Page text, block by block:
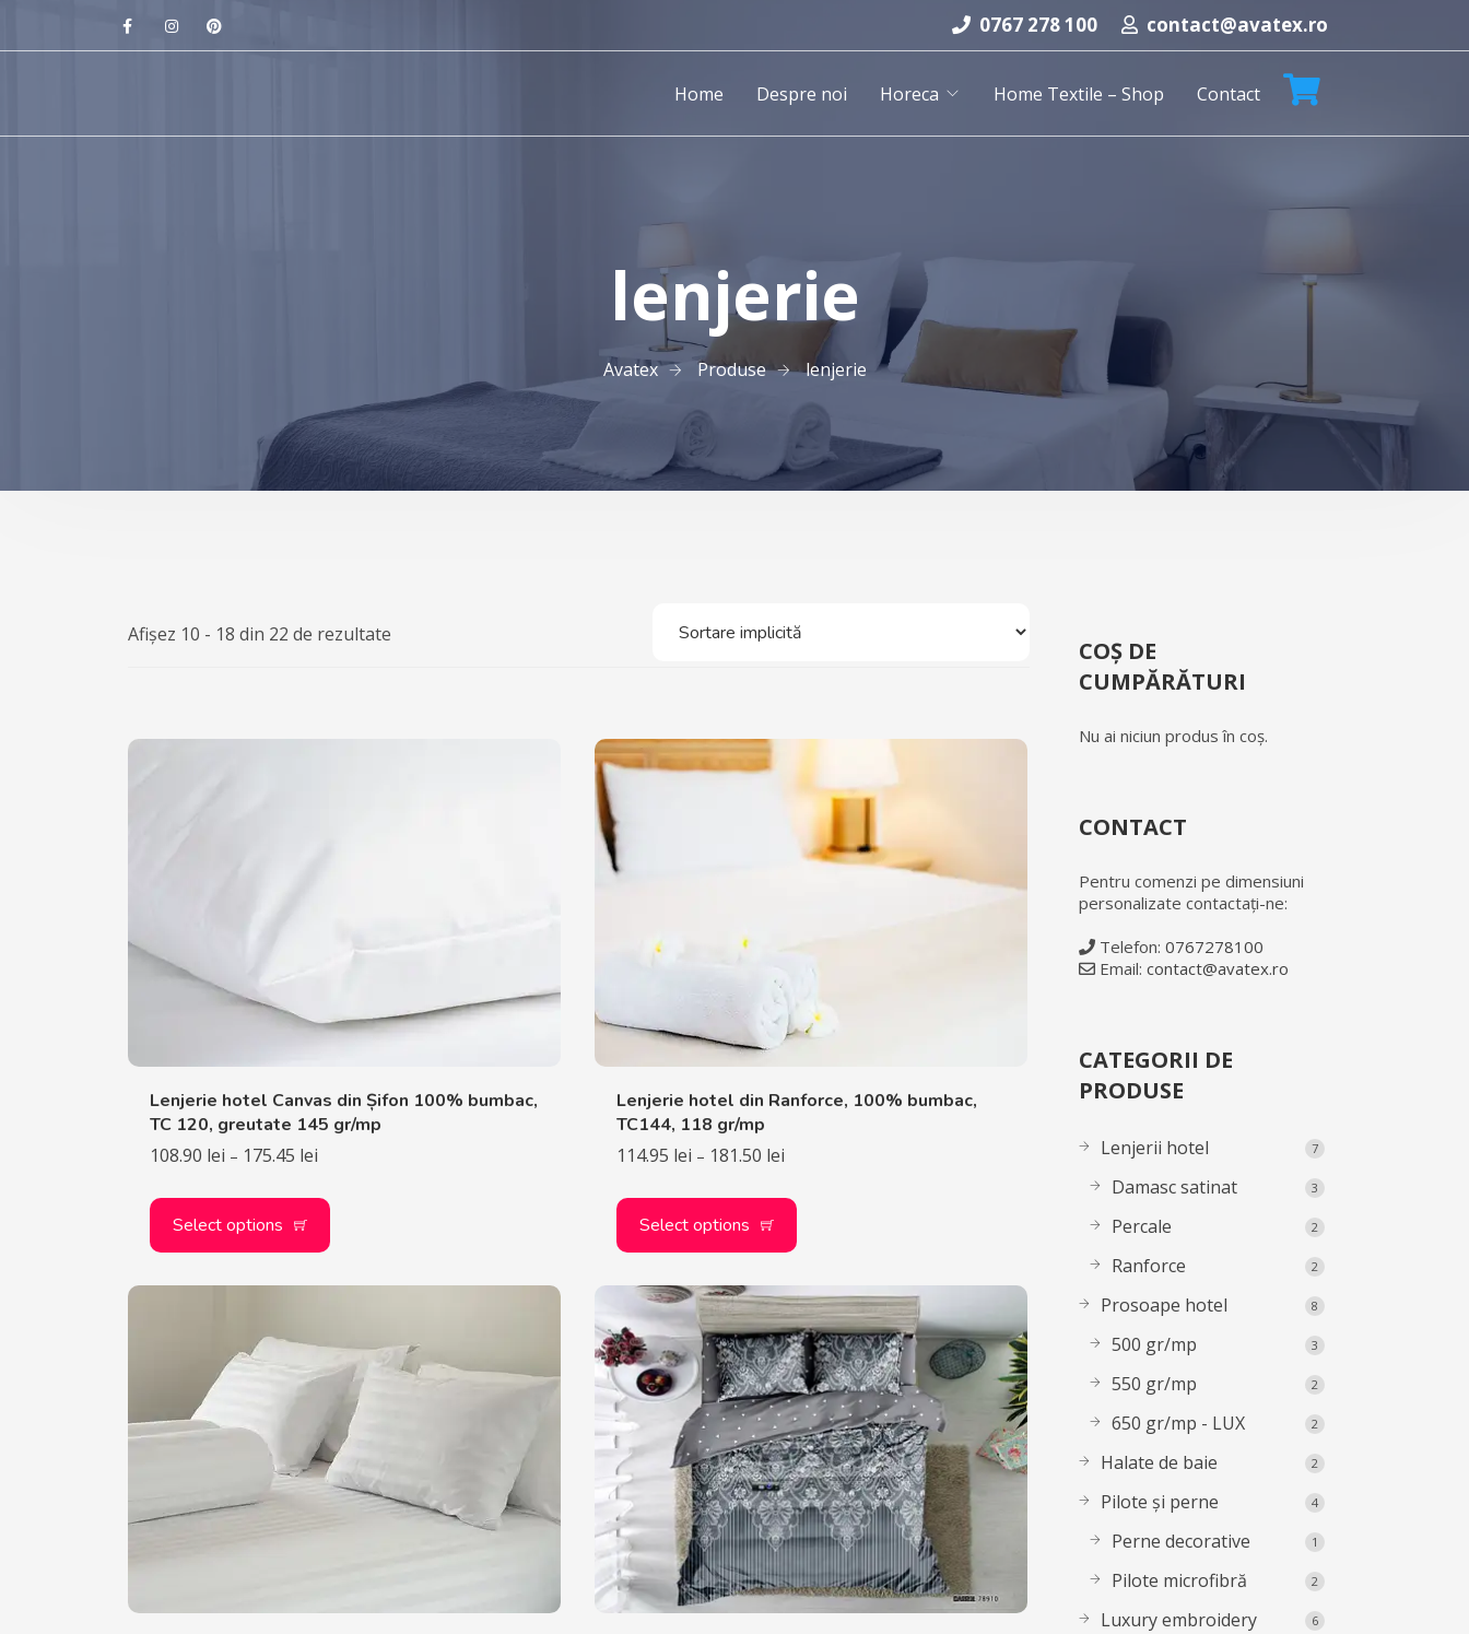
0767 278 100 contact@avatex.ro
Home Despre noi Horeca Home Textile – Shop Contact
lenjerie
Avatex Produse lenjerie
Afișez 10 - 18 din 22 de rezultate
Lenjerie hotel Canvas din Șifon 100% bumbac,
TC 120, greutate 145 gr/mp
108.90 lei – 175.45 lei
Select options
Lenjerie hotel din Ranforce, 100% bumbac,
TC144, 118 gr/mp
114.95 lei – 181.50 lei
Select options
COȘ DE
CUMPĂRĂTURI
Nu ai niciun produs în coș.
CONTACT
Pentru comenzi pe dimensiuni
personalizate contactați-ne:
Telefon: 0767278100
Email: contact@avatex.ro
CATEGORII DE
PRODUSE
Lenjerii hotel 7
Damasc satinat 3
Percale 2
Ranforce 2
Prosoape hotel 8
500 gr/mp 3
550 gr/mp 2
650 gr/mp - LUX 2
Halate de baie 2
Pilote și perne 4
Perne decorative 1
Pilote microfibră 2
Luxury embroidery 6